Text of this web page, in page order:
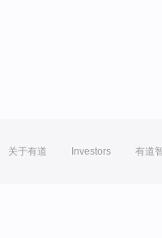
关于有道 Investors 有道